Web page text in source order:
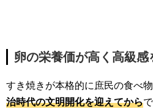
卵の栄養価が高く高級
すき焼きが本格的に庶民の食べ
治時代の文明開化を迎えてから